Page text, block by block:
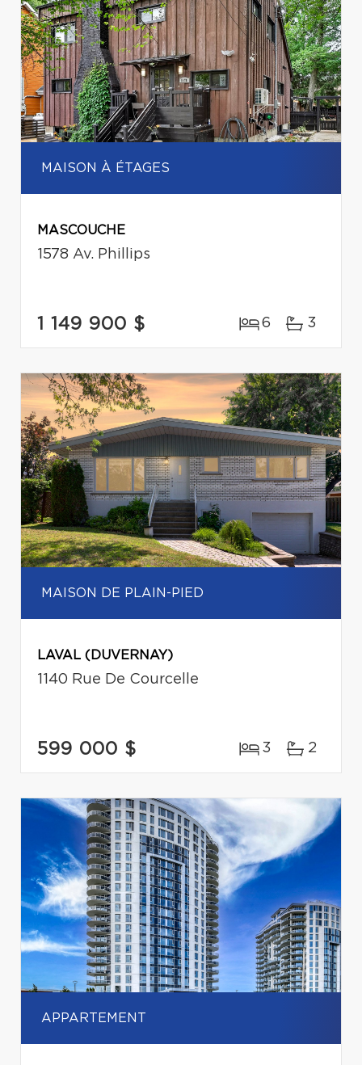
MAISON À ÉTAGES
MASCOUCHE
1578 Av. Phillips
1 149 900 $ 6 3
MAISON DE PLAIN-PIED
LAVAL (DUVERNAY)
1140 Rue De Courcelle
599 000 $ 3 2
APPARTEMENT